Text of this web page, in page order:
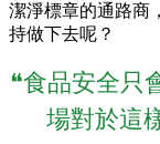
潔淨標章的通路商
持做下去呢？
❝食品安全只
場對於這